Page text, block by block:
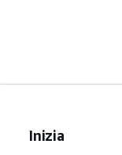
Inizia